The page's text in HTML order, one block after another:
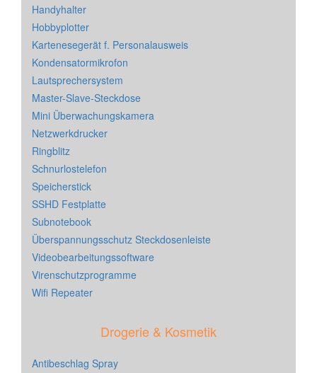
Handyhalter
Hobbyplotter
Kartenesegerät f. Personalausweis
Kondensatormikrofon
Lautsprechersystem
Master-Slave-Steckdose
Mini Überwachungskamera
Netzwerkdrucker
Ringblitz
Schnurlostelefon
Speicherstick
SSHD Festplatte
Subnotebook
Überspannungsschutz Steckdosenleiste
Videobearbeitungssoftware
Virenschutzprogramme
Wifi Repeater
Drogerie & Kosmetik
Antibeschlag Spray